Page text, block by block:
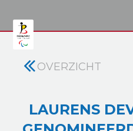
OVERZICHT
LAURENS